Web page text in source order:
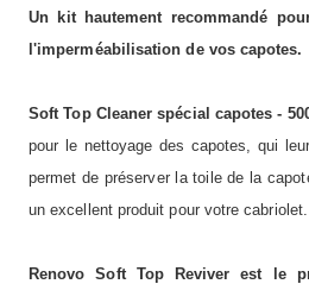
Un kit hautement recommandé
l'imperméabilisation de vos capotes.
Soft Top Cleaner spécial capotes -
pour le nettoyage des capotes, qui
permet de préserver la toile de la
un excellent produit pour votre cabriolet.
Renovo Soft Top Reviver est le